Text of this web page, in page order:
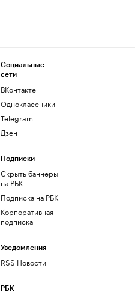
Социальные
сети
ВКонтакте
Одноклассники
Telegram
Дзен
Подписки
Скрыть баннеры
на РБК
Подписка на РБК
Корпоративная
подписка
Уведомления
RSS Новости
РБК